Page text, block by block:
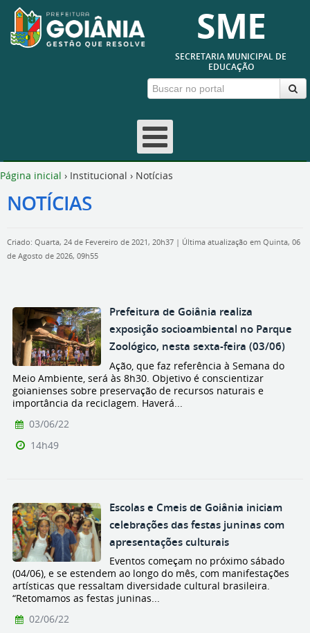
SME
SECRETARIA MUNICIPAL DE
EDUCAÇÃO
Página inicial › Institucional › Notícias
NOTÍCIAS
Criado: Quarta, 24 de Fevereiro de 2021, 20h37 | Última atualização em Quinta, 06
de Agosto de 2026, 09h55
Prefeitura de Goiânia realiza
exposição socioambiental no Parque
Zoológico, nesta sexta-feira (03/06)
Ação, que faz referência à Semana do
Meio Ambiente, será às 8h30. Objetivo é conscientizar
goianienses sobre preservação de recursos naturais e
importância da reciclagem. Haverá...
03/06/22
14h49
Escolas e Cmeis de Goiânia iniciam
celebrações das festas juninas com
apresentações culturais
Eventos começam no próximo sábado
(04/06), e se estendem ao longo do mês, com manifestações
artísticas que ressaltam diversidade cultural brasileira.
“Retomamos as festas juninas...
02/06/22